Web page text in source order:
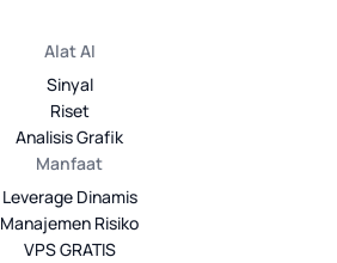
Alat AI
Sinyal
Riset
Analisis Grafik
Manfaat
Leverage Dinamis
Manajemen Risiko
VPS GRATIS